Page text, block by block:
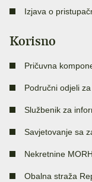
Izjava o
Korisno
Pričuvna
Područni odjeli
Službenik za
Savjetovanje sa
Nekretnine
Obalna straža